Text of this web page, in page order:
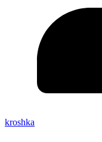
kroshka